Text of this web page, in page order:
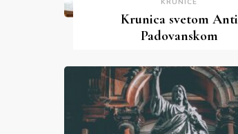
KRUNICE
Krunica svetom Anti
Padovanskom